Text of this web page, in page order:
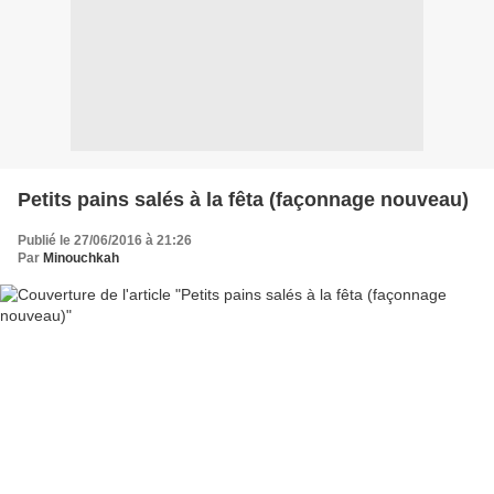
Petits pains salés à la fêta (façonnage nouveau)
Publié le 27/06/2016 à 21:26
Par Minouchkah